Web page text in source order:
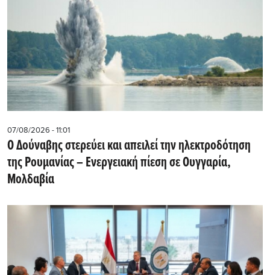
07/08/2026 - 11:01
Ο Δούναβης στερεύει και απειλεί την ηλεκτροδότηση
της Ρουμανίας – Ενεργειακή πίεση σε Ουγγαρία,
Μολδαβία